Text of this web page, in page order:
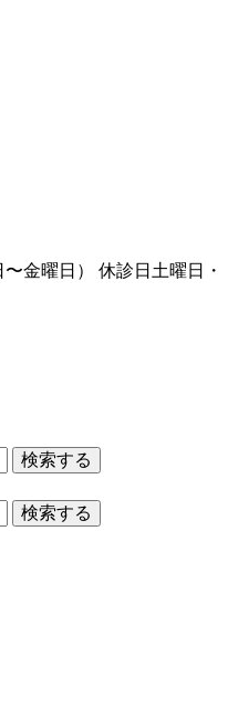
⾦曜⽇） 休診日 ⼟曜⽇・